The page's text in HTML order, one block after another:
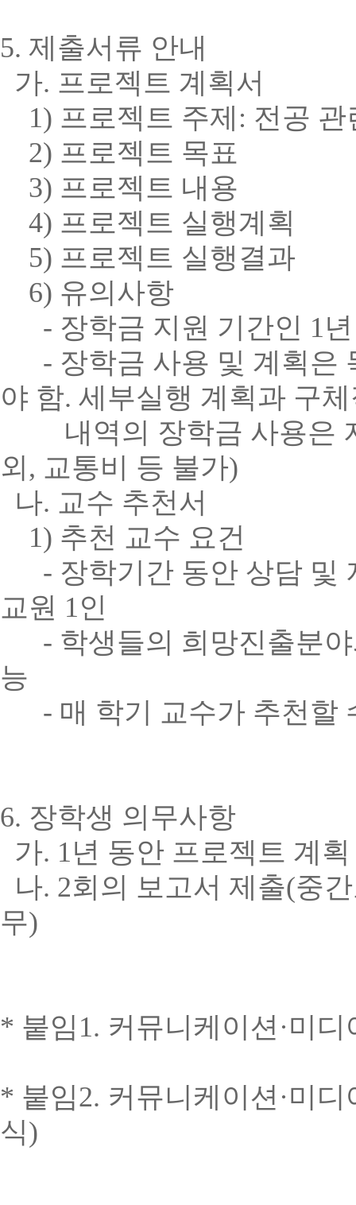
5. 제출서류 안내
가. 프로젝트 계획서
1) 프로젝트 주제 : 전공 관
2) 프로젝트 목표
3) 프로젝트 내용
4) 프로젝트 실행계획
5) 프로젝트 실행결과
6) 유의사항
- 장학금 지원 기간인 1
- 장학금 사용 및 계획은
야 함. 세부실행 계획과 구
내역의 장학금 사용은 지
외, 교통비 등 불가)
나. 교수 추천서
1) 추천 교수 요건
- 장학기간 동안 상담 및
교원 1인
- 학생들의 희망진출분
능
- 매 학기 교수가 추천할
6. 장학생 의무사항
가. 1년 동안 프로젝트 계
나. 2회의 보고서 제출(중
무)
* 붙임 1. 커뮤니케이션 ·미디
* 붙임2. 커뮤니케이션 ·미디
식)